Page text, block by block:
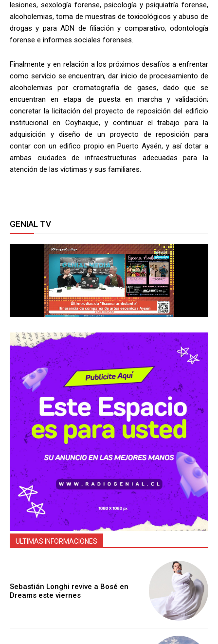
lesiones, sexología forense, psicología y psiquiatría forense,
alcoholemias, toma de muestras de toxicológicos y abuso de
drogas y para ADN de filiación y comparativo, odontología
forense e informes sociales forenses.
Finalmente y en relación a los próximos desafíos a enfrentar
como servicio se encuentran, dar inicio de procesamiento de
alcoholemias por cromatografía de gases, dado que se
encuentran en etapa de puesta en marcha y validación;
concretar la licitación del proyecto de reposición del edificio
institucional en Coyhaique, y continuar el trabajo para la
adquisición y diseño de un proyecto de reposición para
contar con un edifico propio en Puerto Aysén, y así dotar a
ambas ciudades de infraestructuras adecuadas para la
atención de las víctimas y sus familiares.
GENIAL TV
ULTIMAS INFORMACIONES
Sebastián Longhi revive a Bosé en
Dreams este viernes